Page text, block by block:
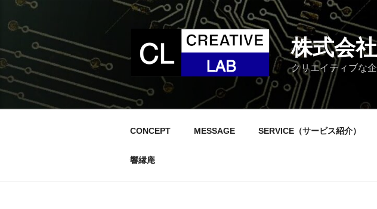
ン
ン
ツ
へ
ス
キ
株式会
クリエイティブな
CONCEPT MESSAGE SERVICE（サービス紹介）
響縁庵